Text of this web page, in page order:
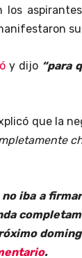
y dijo “para
que la
iba a
.